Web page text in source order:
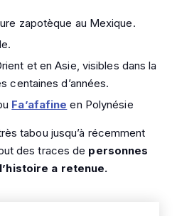
zapotèque au Mexique.
et en Asie, visibles dans la
centaines d’années.
Fa’afafine en Polynésie
tabou jusqu’à récemment
des traces de personnes
a retenue.